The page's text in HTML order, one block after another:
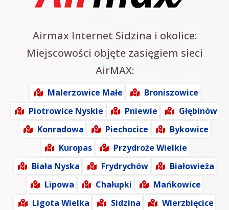
Airmax Internet Sidzina i okolice:
Miejscowości objęte zasięgiem sieci
AirMAX:
Malerzowice Małe
Broniszowice
Piotrowice Nyskie
Pniewie
Głębinów
Konradowa
Piechocice
Bykowice
Kuropas
Przydroże Wielkie
Biała Nyska
Frydrychów
Białowieża
Lipowa
Chałupki
Mańkowice
Ligota Wielka
Sidzina
Wierzbięcice